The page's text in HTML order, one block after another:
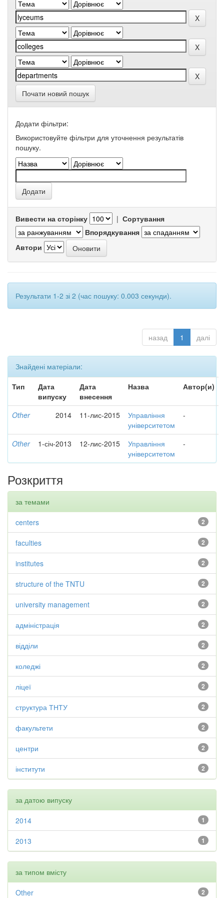
Почати новий пошук
Додати фільтри:
Використовуйте фільтри для уточнення результатів
пошуку.
Вивести на сторінку | Сортування
Впорядкування
Автори
Результати 1-2 зі 2 (час пошуку: 0.003 секунди).
назад 1 далі
Знайдені матеріали:
Тип
Дата
випуску
Дата
внесення
Назва Автор(и)
Other 2014 11-лис-2015
Управління
університетом
-
Other 1-січ-2013 12-лис-2015
Управління
університетом
-
Розкриття
за темами
2
centers
2
faculties
2
institutes
2
structure of the TNTU
2
university management
2
адміністрація
2
відділи
2
коледжі
2
ліцеї
2
структура ТНТУ
2
факультети
2
центри
2
інститути
за датою випуску
1
2014
1
2013
за типом вмісту
2
Other